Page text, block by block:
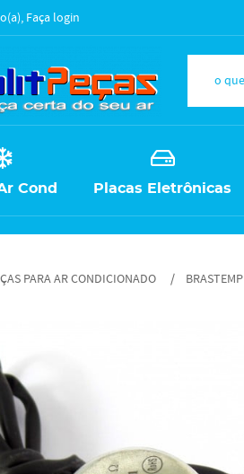
Faça login
Cond Placas Eletrônicas
PARA AR CONDICIONADO BRASTEMP